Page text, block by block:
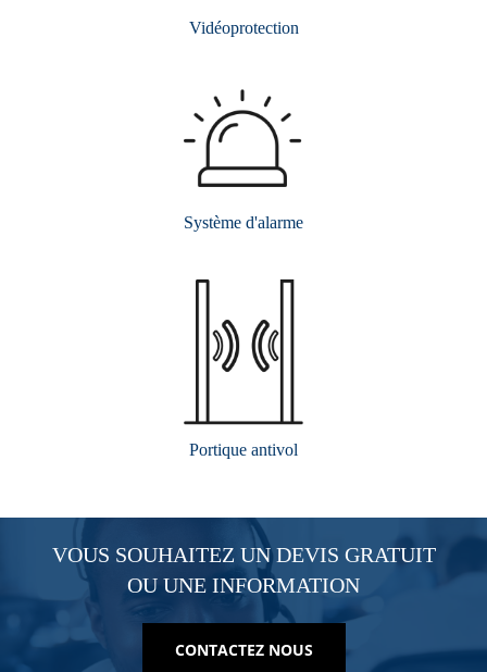
Vidéoprotection
Système d'alarme
Portique antivol
VOUS SOUHAITEZ UN DEVIS GRATUIT
OU UNE INFORMATION
CONTACTEZ NOUS